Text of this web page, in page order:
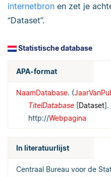
internetbron en zet je
“Dataset”.
Statistische database
APA-format
NaamDatabase. (
TitelDatabase [Dataset].
http://Webpagina
In literatuurlijst
Centraal Bureau voor de